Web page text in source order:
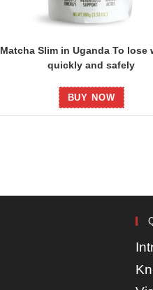
Matcha Slim in Uganda To lose
quickly and safely
BUY NOW